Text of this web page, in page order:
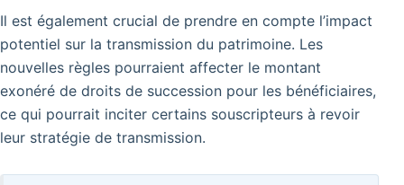
Il est également crucial de prendre en compte l’impact
potentiel sur la transmission du patrimoine. Les
nouvelles règles pourraient affecter le montant
exonéré de droits de succession pour les bénéficiaires,
ce qui pourrait inciter certains souscripteurs à revoir
leur stratégie de transmission.